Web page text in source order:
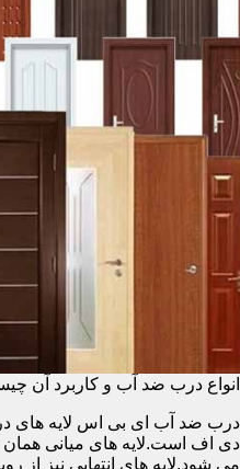
انواع درب ضد آب و کاربرد آن
درب ضد آب ای بی اس لایه های
می شود.لایه های انتهایی نیز از